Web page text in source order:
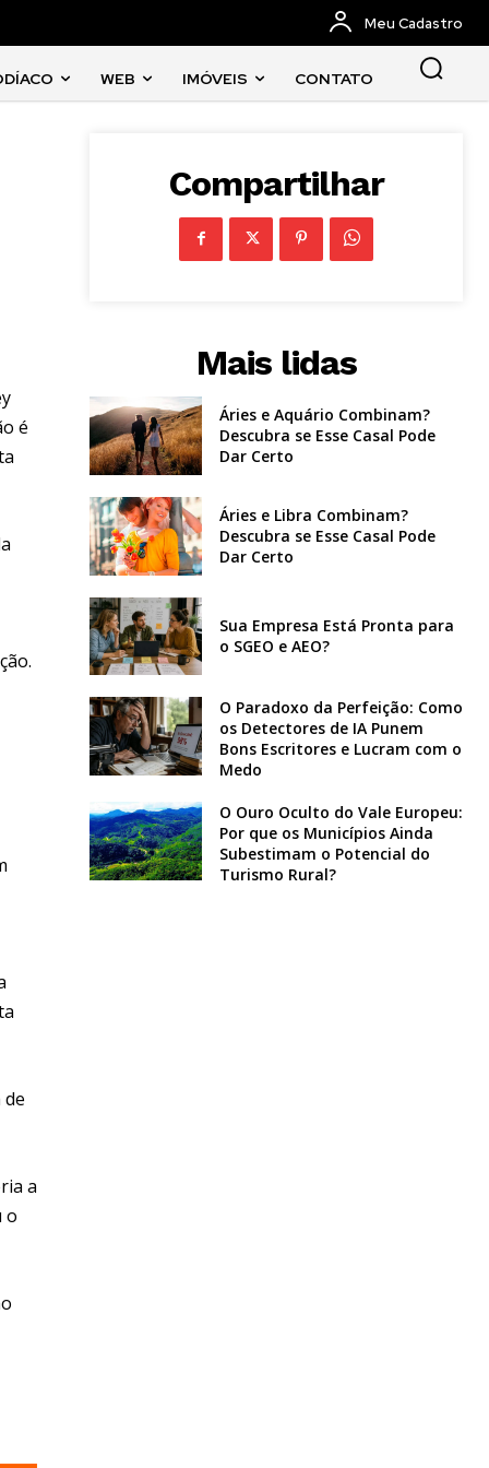
Meu Cadastro
WEB IMÓVEIS CONTATO
é
a
o
Compartilhar
Mais lidas
Áries e Aquário Combinam?
Descubra se Esse Casal Pode
Dar Certo
Áries e Libra Combinam?
Descubra se Esse Casal Pode
Dar Certo
Sua Empresa Está Pronta para
o SGEO e AEO?
O Paradoxo da Perfeição: Como
os Detectores de IA Punem
Bons Escritores e Lucram com o
Medo
O Ouro Oculto do Vale Europeu:
Por que os Municípios Ainda
Subestimam o Potencial do
Turismo Rural?